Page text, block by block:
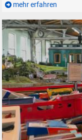
mehr erfahren